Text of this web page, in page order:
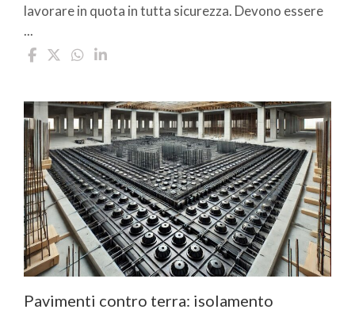
lavorare in quota in tutta sicurezza. Devono essere
...
Pavimenti contro terra: isolamento